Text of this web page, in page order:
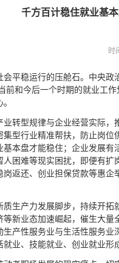
千方百计稳住就业基
时
平稳运行的压舱石。中央政
前和今后一个时期的就业工
转型规律与企业经营实际
型行业精准帮扶，防止岗
本盘才能稳住；企业发展
困难等现实困扰，即便有
返还、创业担保贷款等惠
生产力发展脚步，持续开
新业态加速崛起，催生大
产性服务业与生活性服务
业、技能就业、创业就业形